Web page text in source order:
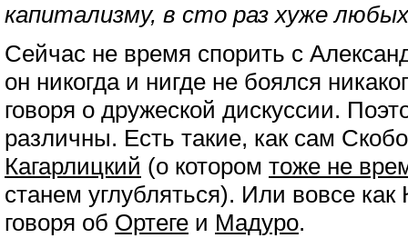
капитализму, в сто раз хуже
Сейчас не время спорить с
он никогда и нигде не боялся
говоря о дружеской дискуссии.
различны. Есть такие, как сам
Кагарлицкий (о котором тоже не
станем углубляться). Или вовсе
говоря об Ортеге и Мадуро.